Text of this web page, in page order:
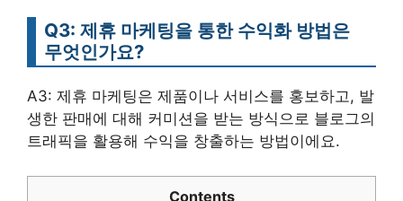
Q3: 제휴 마케팅을 통한 수익화 방법은
무엇인가요?
A3: 제휴 마케팅은 제품이나 서비스를 홍보하고, 발
생한 판매에 대해 커미션을 받는 방식으로 블로그의
트래픽을 활용해 수익을 창출하는 방법이에요.
Contents